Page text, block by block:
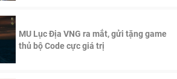
MU Lục Địa VNG ra mắt, gửi tặng game
thủ bộ Code cực giá trị